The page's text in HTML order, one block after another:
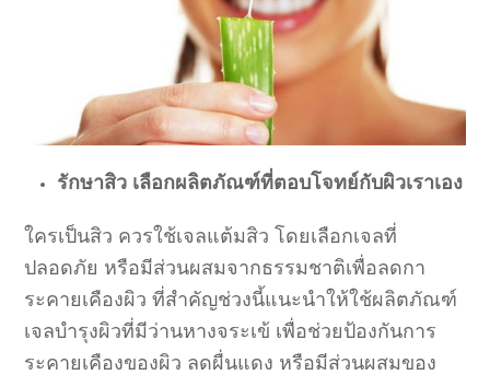
รักษาสิว เลือกผลิตภัณฑ์ที่ตอบโจทย์กับผิวเราเอง
ใครเป็นสิว ควรใช้เจลแต้มสิว โดยเลือกเจลที่
ปลอดภัย หรือมีส่วนผสมจากธรรมชาติเพื่อลดกา
ระคายเคืองผิว ที่สำคัญช่วงนี้แนะนำให้ใช้ผลิตภัณฑ์
เจลบำรุงผิวที่มีว่านหางจระเข้ เพื่อช่วยป้องกันการ
ระคายเคืองของผิว ลดผื่นแดง หรือมีส่วนผสมของ